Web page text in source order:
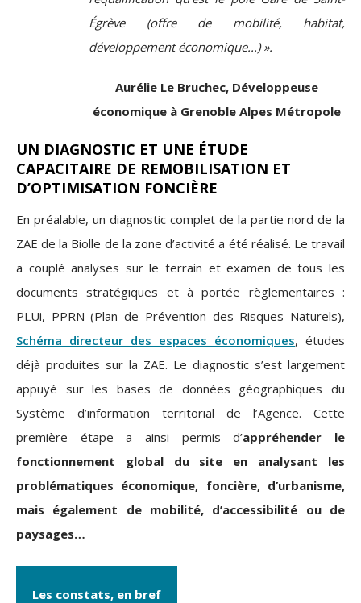
Égrève (offre de mobilité, habitat,
développement économique...) ».
Aurélie Le Bruchec, Développeuse
économique à Grenoble Alpes Métropole
UN DIAGNOSTIC ET UNE ÉTUDE
CAPACITAIRE DE REMOBILISATION ET
D’OPTIMISATION FONCIÈRE
En préalable, un diagnostic complet de la partie nord de la
ZAE de la Biolle de la zone d’activité a été réalisé. Le travail
a couplé analyses sur le terrain et examen de tous les
documents stratégiques et à portée règlementaires :
PLUi, PPRN (Plan de Prévention des Risques Naturels),
Schéma directeur des espaces économiques, études
déjà produites sur la ZAE. Le diagnostic s’est largement
appuyé sur les bases de données géographiques du
Système d’information territorial de l’Agence. Cette
première étape a ainsi permis d’appréhender le
fonctionnement global du site en analysant les
problématiques économique, foncière, d’urbanisme,
mais également de mobilité, d’accessibilité ou de
paysages…
Les constats, en bref